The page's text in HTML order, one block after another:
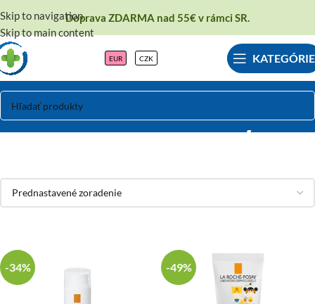
Skip to navigation
Skip to main content
Doprava ZDARMA nad 55€ v rámci SR.
EUR CZK KATEGÓRIE
La Roche-Posay
-34% -49%